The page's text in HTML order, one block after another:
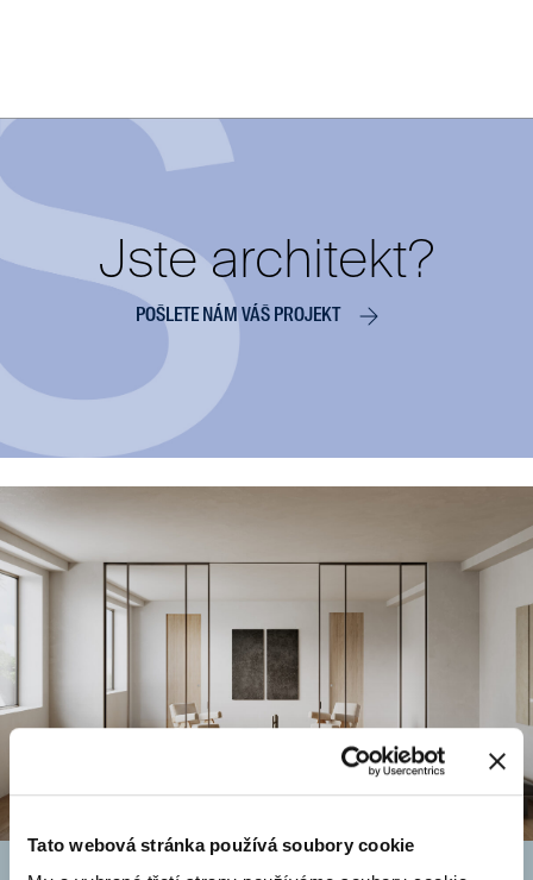
Tato webová stránka používá soubory cookie
Jste architekt?
POŠLETE NÁM VÁŠ PROJEKT